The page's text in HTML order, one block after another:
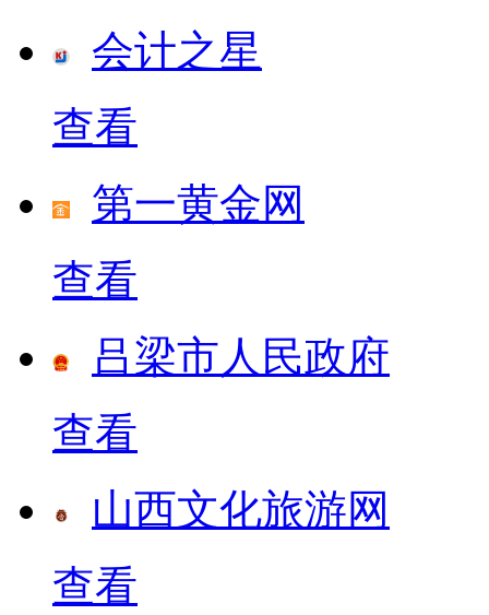
会计之星
查看
第一黄金网
查看
吕梁市人民政府
查看
山西文化旅游网
查看